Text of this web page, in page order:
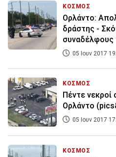
ΚΟΣΜΟΣ
Ορλάντο:
δράστης -
συναδέλφους
05 Ιουν 2017
ΚΟΣΜΟΣ
Πέντε
Ορλάντο
05 Ιουν 2017
ΚΟΣΜΟΣ